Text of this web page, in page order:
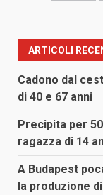
ARTICOLI
Cadono dal
di 40 e 67 anni
Precipita per
ragazza di 14
A Budapest
la produzione